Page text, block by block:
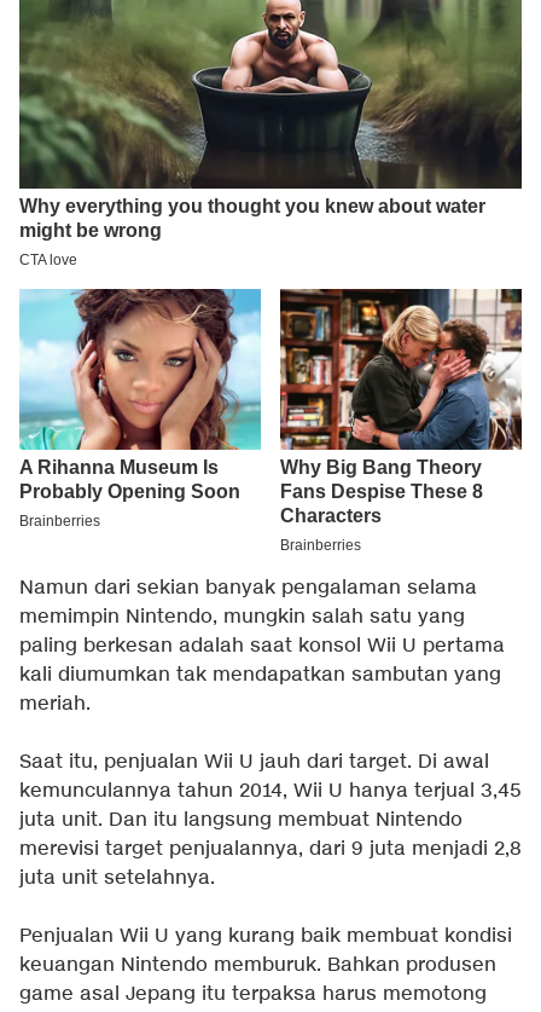
Namun dari sekian banyak pengalaman selama
memimpin Nintendo, mungkin salah satu yang
paling berkesan adalah saat konsol Wii U pertama
kali diumumkan tak mendapatkan sambutan yang
meriah.
Saat itu, penjualan Wii U jauh dari target. Di awal
kemunculannya tahun 2014, Wii U hanya terjual 3,45
juta unit. Dan itu langsung membuat Nintendo
merevisi target penjualannya, dari 9 juta menjadi 2,8
juta unit setelahnya.
Penjualan Wii U yang kurang baik membuat kondisi
keuangan Nintendo memburuk. Bahkan produsen
game asal Jepang itu terpaksa harus memotong